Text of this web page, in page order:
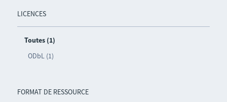
LICENCES
Toutes (1)
ODbL (1)
FORMAT DE RESSOURCE